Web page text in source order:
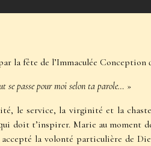
la fête de l’Immaculée Conception
se passe pour moi selon ta parole… »
le service, la virginité et la
doit t’inspirer. Marie au moment
la volonté particulière de